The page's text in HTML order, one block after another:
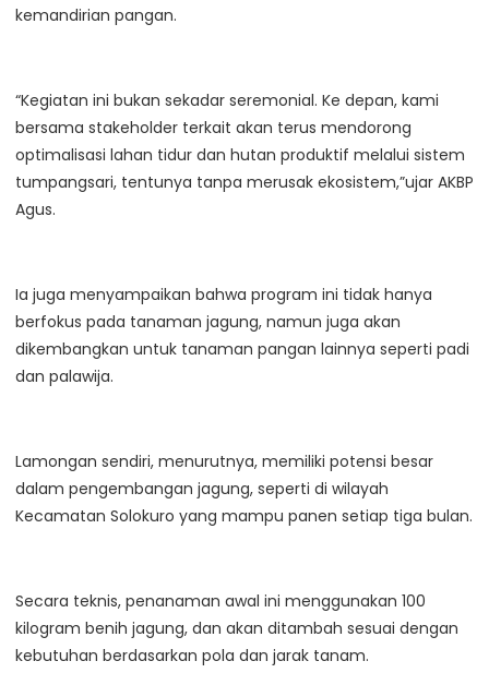
kemandirian pangan.
“Kegiatan ini bukan sekadar seremonial. Ke depan, kami
bersama stakeholder terkait akan terus mendorong
optimalisasi lahan tidur dan hutan produktif melalui sistem
tumpangsari, tentunya tanpa merusak ekosistem,”ujar AKBP
Agus.
Ia juga menyampaikan bahwa program ini tidak hanya
berfokus pada tanaman jagung, namun juga akan
dikembangkan untuk tanaman pangan lainnya seperti padi
dan palawija.
Lamongan sendiri, menurutnya, memiliki potensi besar
dalam pengembangan jagung, seperti di wilayah
Kecamatan Solokuro yang mampu panen setiap tiga bulan.
Secara teknis, penanaman awal ini menggunakan 100
kilogram benih jagung, dan akan ditambah sesuai dengan
kebutuhan berdasarkan pola dan jarak tanam.